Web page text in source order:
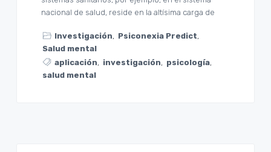
nacional de salud, reside en la altísima carga de
Investigación, Psiconexia Predict,
Salud mental
aplicación, investigación, psicología,
salud mental